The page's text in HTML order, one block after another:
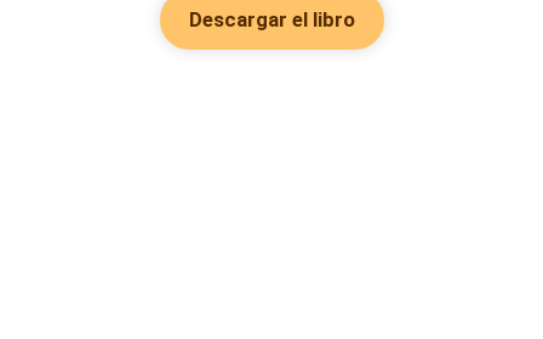
Descargar el libro